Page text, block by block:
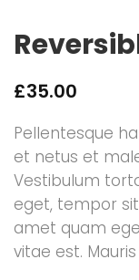
£35.00
Pellentesque
et netus et
Vestibulum
eget, tempor
amet quam
vitae est.